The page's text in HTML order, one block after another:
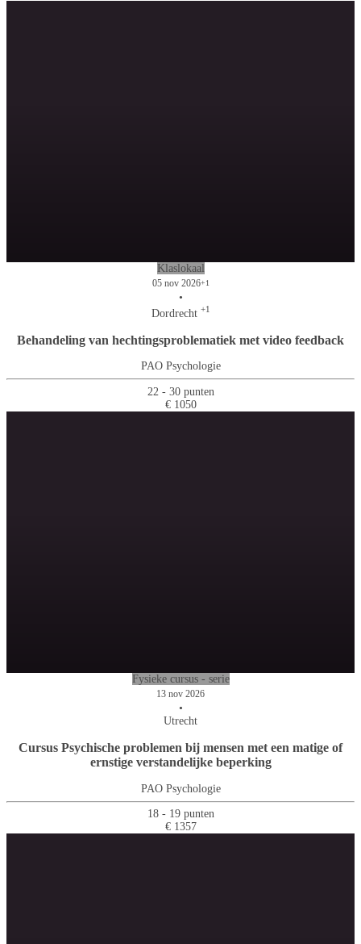
Klaslokaal
05 nov 2026+1
•
Dordrecht +1
Behandeling van hechtingsproblematiek met video feedback
PAO Psychologie
22 - 30 punten
€ 1050
Fysieke cursus - serie
13 nov 2026
•
Utrecht
Cursus Psychische problemen bij mensen met een matige of
ernstige verstandelijke beperking
PAO Psychologie
18 - 19 punten
€ 1357